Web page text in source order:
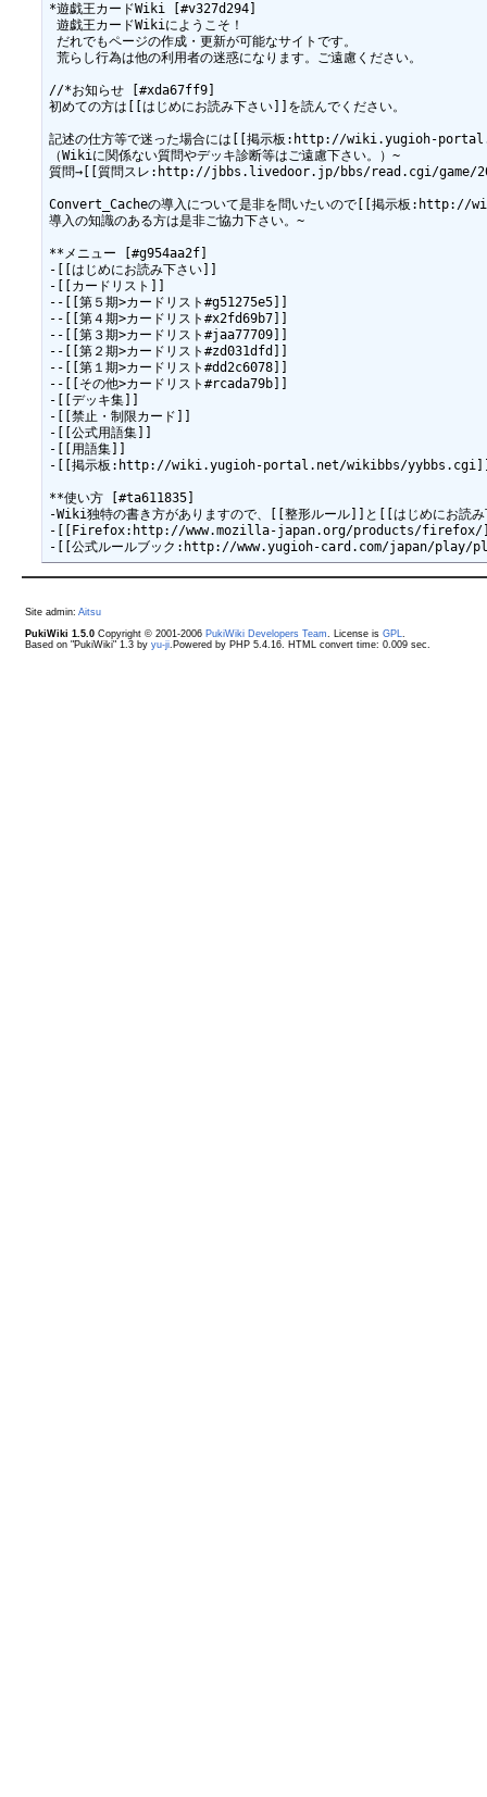
*遊戯王カードWiki [#v327d294]
遊戯王カードWikiにようこそ！
だれでもページの作成・更新が可能なサイトです。
荒らし行為は他の利用者の迷惑になります。ご遠慮ください。
//*お知らせ [#xda67ff9]
初めての方は[[はじめにお読み下さい]]を読んでください。
記述の仕方等で迷った場合には[[掲示板:http://wiki.yugioh-
（Wikiに関係ない質問やデッキ診断等はご遠慮下さい。）~
質問→[[質問スレ:http://jbbs.livedoor.jp/bbs/read.cgi/game/
Convert_Cacheの導入について是非を問いたいので[[掲示板
導入の知識のある方は是非ご協力下さい。~
**メニュー [#g954aa2f]
-[[はじめにお読み下さい]]
-[[カードリスト]]
--[[第５期>カードリスト#g51275e5]]
--[[第４期>カードリスト#x2fd69b7]]
--[[第３期>カードリスト#jaa77709]]
--[[第２期>カードリスト#zd031dfd]]
--[[第１期>カードリスト#dd2c6078]]
--[[その他>カードリスト#rcada79b]]
-[[デッキ集]]
-[[禁止・制限カード]]
-[[公式用語集]]
-[[用語集]]
-[[掲示板:http://wiki.yugioh-portal.net/wikibbs/
**使い方 [#ta611835]
-Wiki独特の書き方がありますので、[[整形ルール]]と[[はじめにお読み
-[[Firefox:http://www.mozilla-japan.org/products/firefox/]]を
Site admin: Aitsu
PukiWiki 1.5.0Copyright © 2001-2006 PukiWiki Developers Team . License is GPL
Based on "PukiWiki" 1.3 by yu-ji.Powered by PHP 5.4.16. HTML convert time: 0.009 sec.